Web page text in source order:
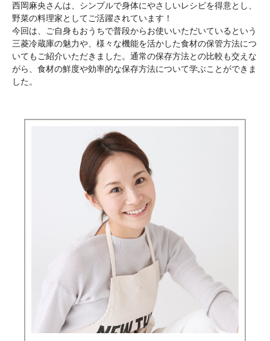
西岡麻央さんは、シンプルで身体にやさしいレシピを得意とし、
野菜の料理家としてご活躍されています！
今回は、ご自身もおうちで普段からお使いいただいているという
三菱冷蔵庫の魅力や、様々な機能を活かした食材の保管方法につ
いてもご紹介いただきました。通常の保存方法との比較も交えな
がら、食材の鮮度や効率的な保存方法について学ぶことができま
した。